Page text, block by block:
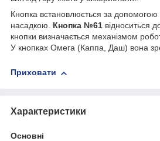
Кнопка встановлюється за допомогою
насадкою. Кнопка №61 відноситься
кнопки визначається механізмом
У кнопках Омега (Каппа, Даш) вона
Приховати
Характеристики
Основні